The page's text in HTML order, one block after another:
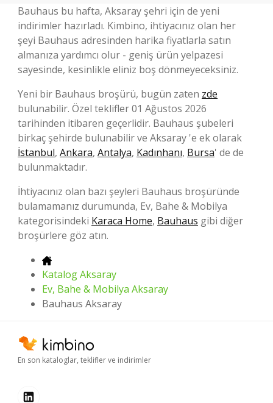
Bauhaus bu hafta, Aksaray şehri için de yeni
indirimler hazırladı. Kimbino, ihtiyacınız olan her
şeyi Bauhaus adresinden harika fiyatlarla satın
almanıza yardımcı olur - geniş ürün yelpazesi
sayesinde, kesinlikle eliniz boş dönmeyeceksiniz.
Yeni bir Bauhaus broşürü, bugün zaten zde
bulunabilir. Özel teklifler 01 Ağustos 2026
tarihinden itibaren geçerlidir. Bauhaus şubeleri
birkaç şehirde bulunabilir ve Aksaray 'e ek olarak
İstanbul, Ankara, Antalya, Kadınhanı, Bursa' de de
bulunmaktadır.
İhtiyacınız olan bazı şeyleri Bauhaus broşüründe
bulamamanız durumunda, Ev, Bahe & Mobilya
kategorisindeki Karaca Home, Bauhaus gibi diğer
broşürlere göz atın.
Katalog Aksaray
Ev, Bahe & Mobilya Aksaray
Bauhaus Aksaray
En son kataloglar, teklifler ve indirimler